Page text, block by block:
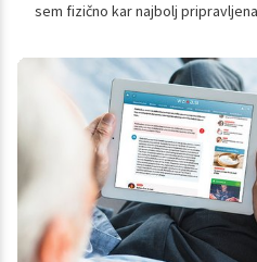
sem fizično kar najbolj
Rekreativ...